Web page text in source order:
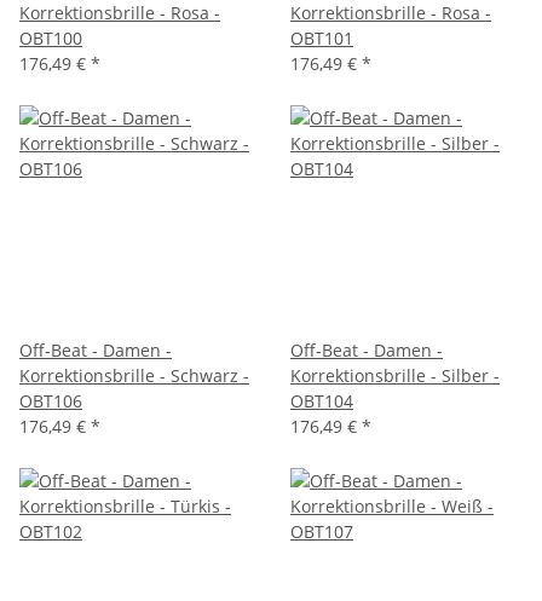
Korrektionsbrille - Rosa -
OBT100
176,49 € *
Korrektionsbrille - Rosa -
OBT101
176,49 € *
Off-Beat - Damen -
Korrektionsbrille - Schwarz -
OBT106
176,49 € *
Off-Beat - Damen -
Korrektionsbrille - Silber -
OBT104
176,49 € *